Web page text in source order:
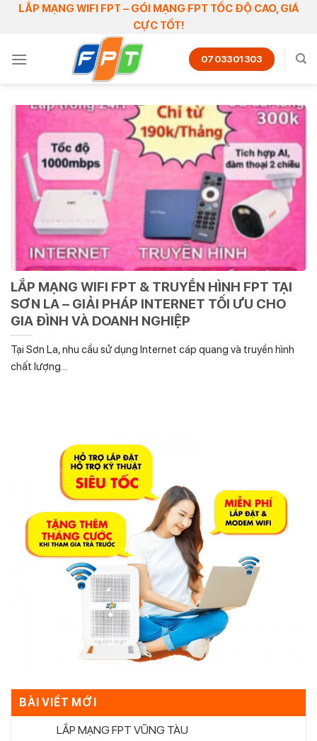
SkipLẮP MẠNG WIFI FPT – GÓI MẠNG FPT TỐC ĐỘ CAO, GIÁ
CỰC TỐT!
0703301303
LẮP MẠNG WIFI FPT & TRUYỀN HÌNH FPT TẠI
SƠN LA – GIẢI PHÁP INTERNET TỐI ƯU CHO
GIA ĐÌNH VÀ DOANH NGHIỆP
Tại Sơn La, nhu cầu sử dụng Internet cáp quang và truyền hình
chất lượng...
BÀI VIẾT MỚI
LẮP MẠNG FPT VŨNG TÀU